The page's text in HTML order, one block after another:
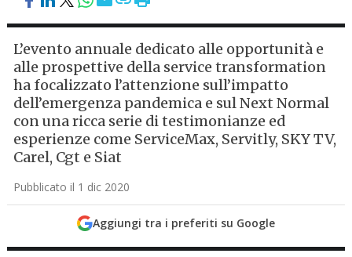
L’evento annuale dedicato alle opportunità e
alle prospettive della service transformation
ha focalizzato l’attenzione sull’impatto
dell’emergenza pandemica e sul Next Normal
con una ricca serie di testimonianze ed
esperienze come ServiceMax, Servitly, SKY TV,
Carel, Cgt e Siat
Pubblicato il 1 dic 2020
Aggiungi tra i preferiti su Google